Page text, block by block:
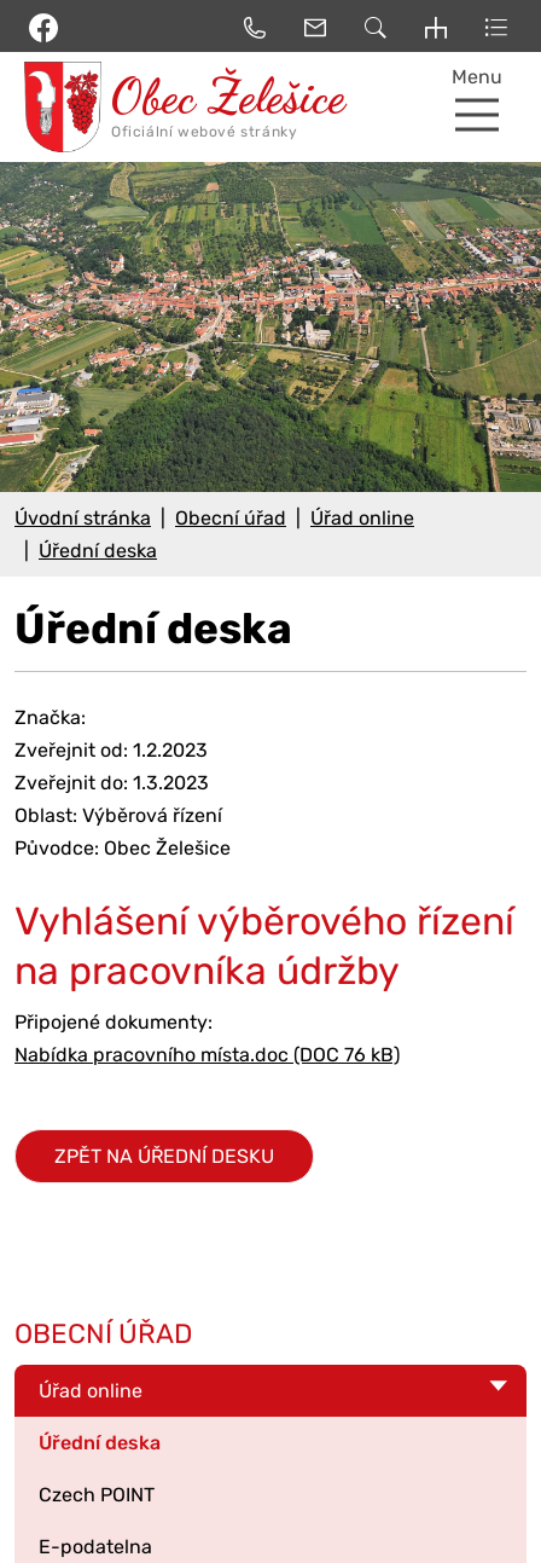
Menu
Úvodní stránka Obecní úřad
Úřad online
Úřední deska
Úřední deska
Značka:
Zveřejnit od: 1.2.2023
Zveřejnit do: 1.3.2023
Oblast: Výběrová řízení
Původce: Obec Želešice
Vyhlášení výběrového řízení
na pracovníka údržby
Připojené dokumenty:
Nabídka pracovního místa.doc (DOC 76 kB)
ZPĚT NA ÚŘEDNÍ DESKU
OBECNÍ ÚŘAD
Úřad online
Úřední deska
Czech POINT
E-podatelna